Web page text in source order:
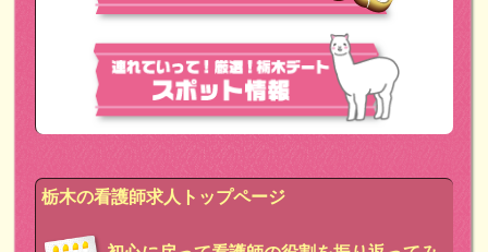
栃木の看護師求人トップページ